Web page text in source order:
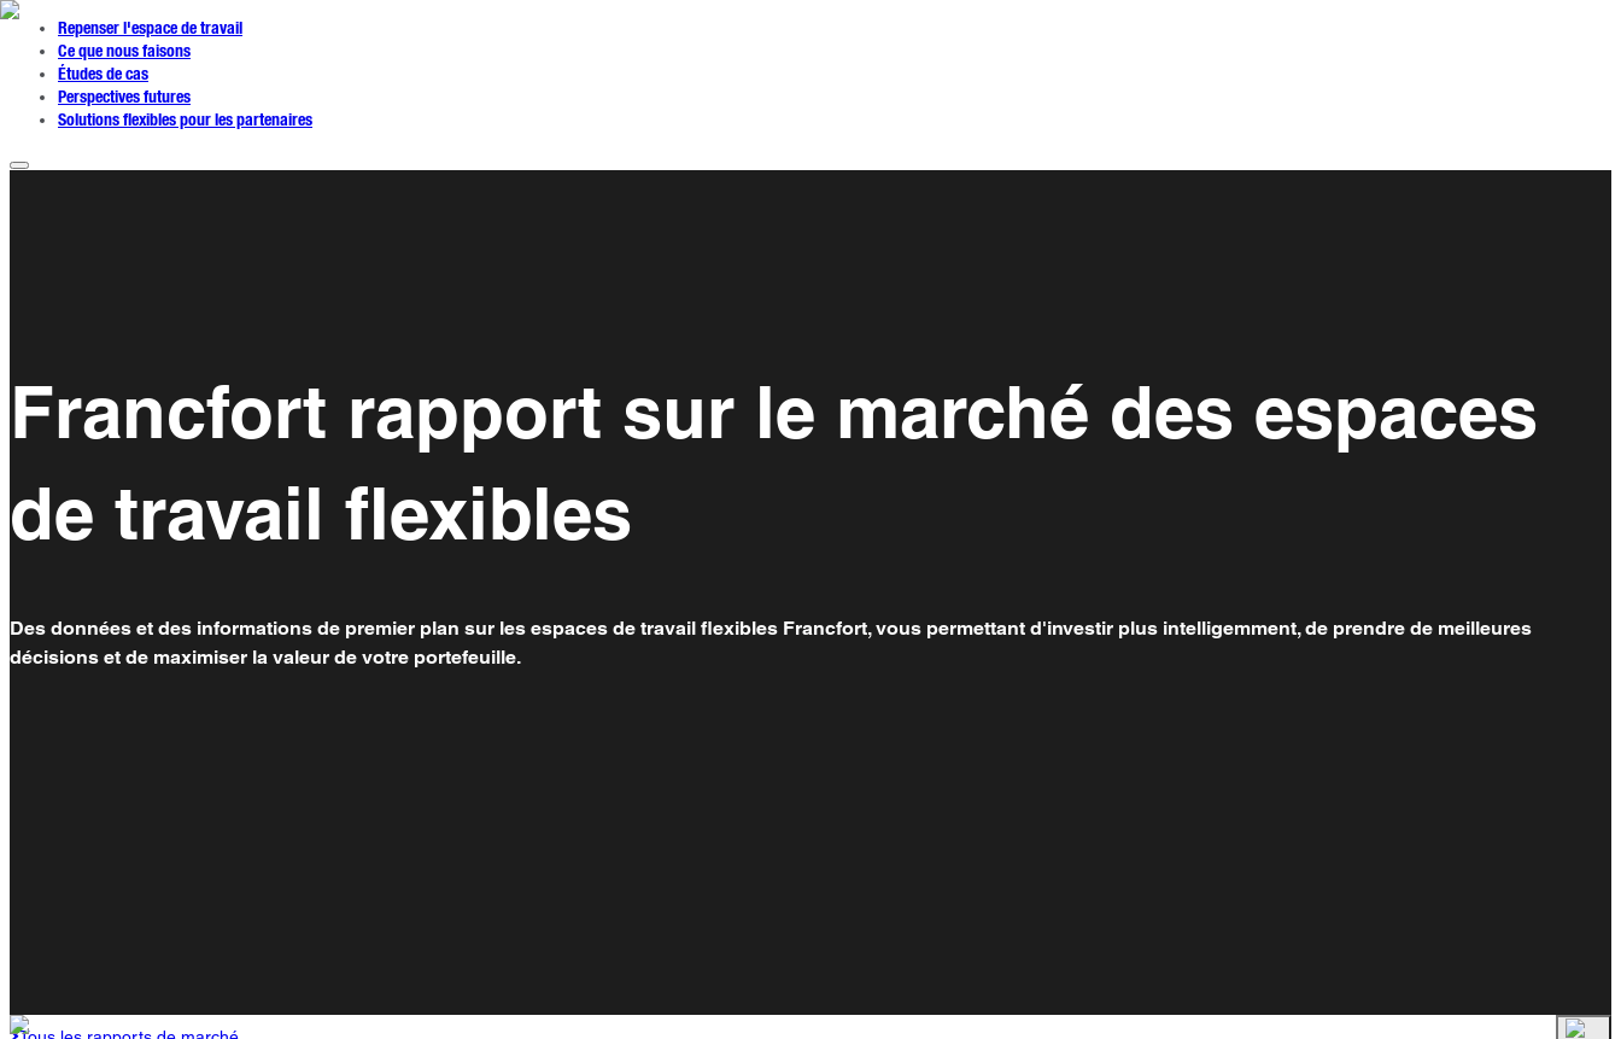
Repenser l'espace de travail
Ce que nous faisons
Études de cas
Perspectives futures
Solutions flexibles pour les partenaires
Francfort rapport sur le marché des espaces
de travail flexibles
Des données et des informations de premier plan sur les espaces de travail flexibles Francfort, vous permettant d'investir plus intelligemment, de prendre de meilleures
décisions et de maximiser la valeur de votre portefeuille.